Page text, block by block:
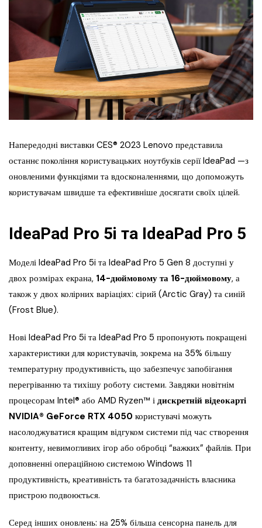
Напередодні виставки CES® 2023 Lenovo представила
останнє покоління користувацьких ноутбуків серії IdeaPad —з
оновленими функціями та вдосконаленнями, що допоможуть
користувачам швидше та ефективніше досягати своїх цілей.
IdeaPad Pro 5i та IdeaPad Pro 5
Моделі IdeaPad Pro 5i та IdeaPad Pro 5 Gen 8 доступні у
двох розмірах екрана, 14-дюймовому та 16-дюймовому, а
також у двох колірних варіаціях: сірий (Arctic Gray) та синій
(Frost Blue).
Нові IdeaPad Pro 5i та IdeaPad Pro 5 пропонують покращені
характеристики для користувачів, зокрема на 35% більшу
температурну продуктивність, що забезпечує запобігання
перегріванню та тихішу роботу системи. Завдяки новітнім
процесорам Intel® або AMD Ryzen™ і дискретній відеокарті
NVIDIA® GeForce RTX 4050 користувачі можуть
насолоджуватися кращим відгуком системи під час створення
контенту, невимогливих ігор або обробці “важких” файлів. При
доповненні операційною системою Windows 11
продуктивність, креативність та багатозадачність власника
пристрою подвоюється.
Серед інших оновлень: на 25% більша сенсорна панель для